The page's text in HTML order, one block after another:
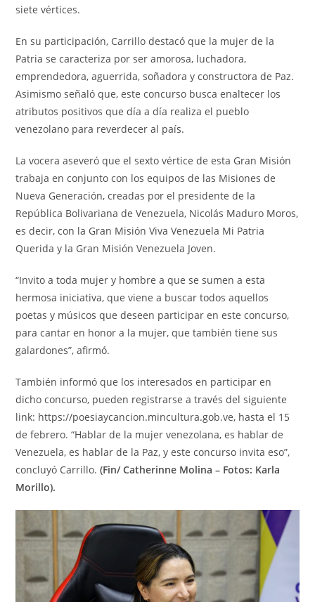
siete vértices.
En su participación, Carrillo destacó que la mujer de la
Patria se caracteriza por ser amorosa, luchadora,
emprendedora, aguerrida, soñadora y constructora de Paz.
Asimismo señaló que, este concurso busca enaltecer los
atributos positivos que día a día realiza el pueblo
venezolano para reverdecer al país.
La vocera aseveró que el sexto vértice de esta Gran Misión
trabaja en conjunto con los equipos de las Misiones de
Nueva Generación, creadas por el presidente de la
República Bolivariana de Venezuela, Nicolás Maduro Moros,
es decir, con la Gran Misión Viva Venezuela Mi Patria
Querida y la Gran Misión Venezuela Joven.
“Invito a toda mujer y hombre a que se sumen a esta
hermosa iniciativa, que viene a buscar todos aquellos
poetas y músicos que deseen participar en este concurso,
para cantar en honor a la mujer, que también tiene sus
galardones”, afirmó.
También informó que los interesados en participar en
dicho concurso, pueden registrarse a través del siguiente
link: https://poesiaycancion.mincultura.gob.ve, hasta el 15
de febrero. “Hablar de la mujer venezolana, es hablar de
Venezuela, es hablar de la Paz, y este concurso invita eso”,
concluyó Carrillo.(Fin/ Catherinne Molina – Fotos: Karla
Morillo).